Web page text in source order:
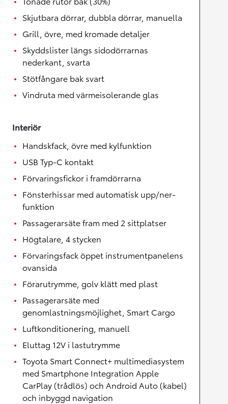
Skjutbara dörrar, dubbla dörrar, manuella
Grill, övre, med kromade detaljer
Skyddslister längs sidodörrarnas
nederkant, svarta
Stötfångare bak svart
Vindruta med värmeisolerande glas
Interiör
Handskfack, övre med kylfunktion
USB Typ-C kontakt
Förvaringsfickor i framdörrarna
Fönsterhissar med automatisk upp/ner-
funktion
Passagerarsäte fram med 2 sittplatser
Högtalare, 4 stycken
Förvaringsfack öppet instrumentpanelens
ovansida
Förarutrymme, golv klätt med plast
Passagerarsäte med
genomlastningsmöjlighet, Smart Cargo
Luftkonditionering, manuell
Eluttag 12V i lastutrymme
Toyota Smart Connect+ multimediasystem
med Smartphone Integration Apple
CarPlay (trådlös) och Android Auto (kabel)
och inbyggd navigation